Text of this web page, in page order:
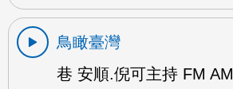
鳥瞰臺灣
巷 安順.倪可主持 FM AM